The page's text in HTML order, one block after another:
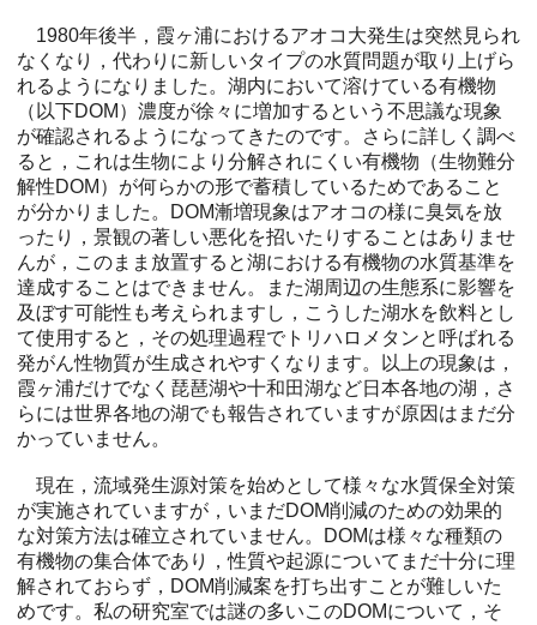
1980年後半，霞ヶ浦におけるアオコ大発生は突然見られ
なくなり，代わりに新しいタイプの水質問題が取り上げら
れるようになりました。湖内において溶けている有機物
（以下DOM）濃度が徐々に増加するという不思議な現象
が確認されるようになってきたのです。さらに詳しく調べ
ると，これは生物により分解されにくい有機物（生物難分
解性DOM）が何らかの形で蓄積しているためであること
が分かりました。DOM漸増現象はアオコの様に臭気を放
ったり，景観の著しい悪化を招いたりすることはありませ
んが，このまま放置すると湖における有機物の水質基準を
達成することはできません。また湖周辺の生態系に影響を
及ぼす可能性も考えられますし，こうした湖水を飲料とし
て使用すると，その処理過程でトリハロメタンと呼ばれる
発がん性物質が生成されやすくなります。以上の現象は，
霞ヶ浦だけでなく琵琶湖や十和田湖など日本各地の湖，さ
らには世界各地の湖でも報告されていますが原因はまだ分
かっていません。
現在，流域発生源対策を始めとして様々な水質保全対策
が実施されていますが，いまだDOM削減のための効果的
な対策方法は確立されていません。DOMは様々な種類の
有機物の集合体であり，性質や起源についてまだ十分に理
解されておらず，DOM削減案を打ち出すことが難しいた
めです。私の研究室では謎の多いこのDOMについて，そ